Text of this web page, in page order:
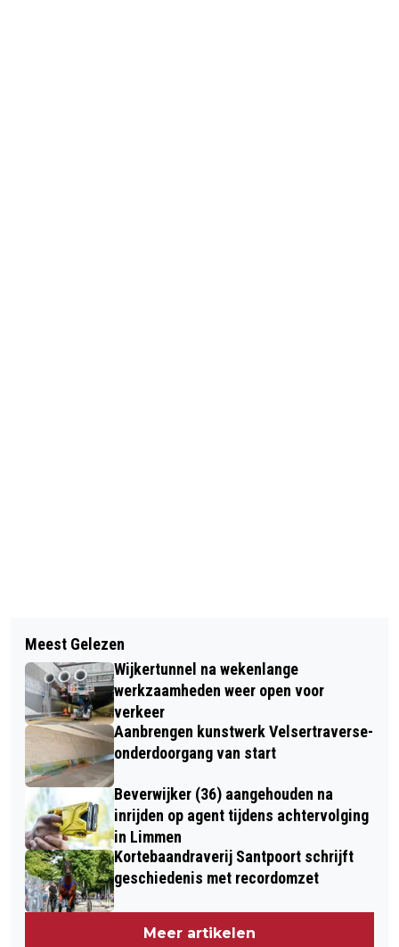
COLUMN VAN DE DAG / IEDEREEN EEN
GEZONDE KERST EN EEN GELUKKIG,
SWINGEND EN SPORTIEF NU!
BRUINVISSEN GESPOT VOOR
IJMUIDEN
Meest Gelezen
Wijkertunnel na wekenlange
werkzaamheden weer open voor
verkeer
Aanbrengen kunstwerk Velsertraverse-
onderdoorgang van start
Beverwijker (36) aangehouden na
inrijden op agent tijdens achtervolging
in Limmen
Kortebaandraverij Santpoort schrijft
geschiedenis met recordomzet
Meer artikelen